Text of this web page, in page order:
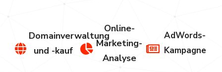
Domainverwaltung
und -kauf
Online-
Marketing-
Analyse
AdWords-
Kampagne